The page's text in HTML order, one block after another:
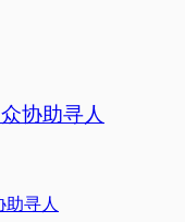
协助寻人